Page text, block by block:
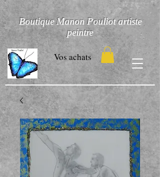
Boutique Manon Pouliot artiste
peintre
Vos achats